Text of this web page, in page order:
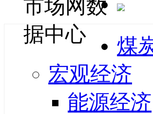
煤
宏观经济
能源经济